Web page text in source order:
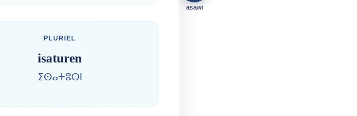
PLURIEL
isaturen
ⵉⵙⴰⵜⵓⵔⵏ
asawi